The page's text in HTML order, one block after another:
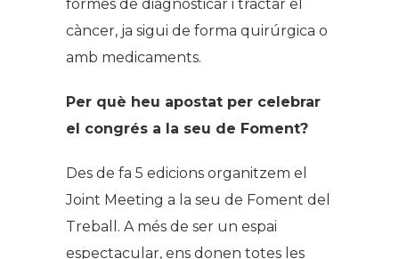
formes de diagnosticar i tractar el
càncer, ja sigui de forma quirúrgica o
amb medicaments.
Per què heu apostat per celebrar
el congrés a la seu de Foment?
Des de fa 5 edicions organitzem el
Joint Meeting a la seu de Foment del
Treball. A més de ser un espai
espectacular, ens donen totes les